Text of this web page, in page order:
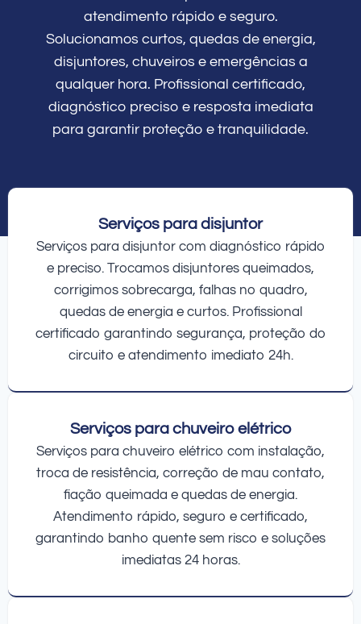
atendimento rápido e seguro.
Solucionamos curtos, quedas de energia,
disjuntores, chuveiros e emergências a
qualquer hora. Profissional certificado,
diagnóstico preciso e resposta imediata
para garantir proteção e tranquilidade.
Serviços para disjuntor
Serviços para disjuntor com diagnóstico rápido
e preciso. Trocamos disjuntores queimados,
corrigimos sobrecarga, falhas no quadro,
quedas de energia e curtos. Profissional
certificado garantindo segurança, proteção do
circuito e atendimento imediato 24h.
Serviços para chuveiro elétrico
Serviços para chuveiro elétrico com instalação,
troca de resistência, correção de mau contato,
fiação queimada e quedas de energia.
Atendimento rápido, seguro e certificado,
garantindo banho quente sem risco e soluções
imediatas 24 horas.